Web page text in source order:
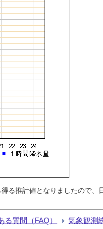
る推計値となりましたので、
る質問（FAQ） 気象観測